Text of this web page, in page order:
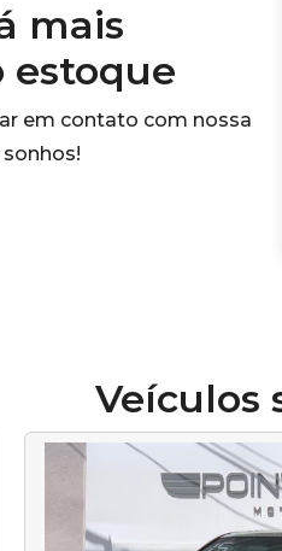
mais
estoque
em contato com nossa
Veículos